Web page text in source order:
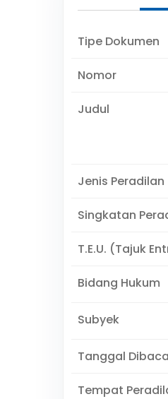
Tipe Dokumen
Nomor
Judul
Jenis Peradilan
Singkatan
T.E.U. (Tajuk
Bidang Hukum
Subyek
Tanggal
Tempat